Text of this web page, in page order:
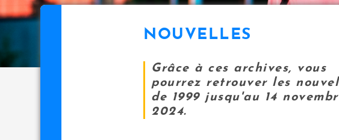
NOUVELLES
Grâce à ces archives, vous
pourrez retrouver les
de 1999 jusqu'au 14
2024.